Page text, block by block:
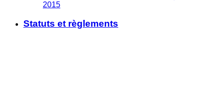
2015
Statuts et règlements